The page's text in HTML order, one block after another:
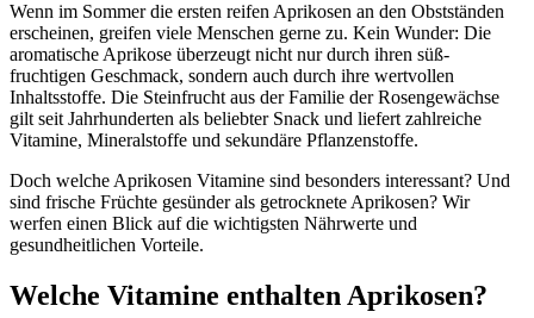
Wenn im Sommer die ersten reifen Aprikosen an den Obstständen
erscheinen, greifen viele Menschen gerne zu. Kein Wunder: Die
aromatische Aprikose überzeugt nicht nur durch ihren süß-
fruchtigen Geschmack, sondern auch durch ihre wertvollen
Inhaltsstoffe. Die Steinfrucht aus der Familie der Rosengewächse
gilt seit Jahrhunderten als beliebter Snack und liefert zahlreiche
Vitamine, Mineralstoffe und sekundäre Pflanzenstoffe.
Doch welche Aprikosen Vitamine sind besonders interessant? Und
sind frische Früchte gesünder als getrocknete Aprikosen? Wir
werfen einen Blick auf die wichtigsten Nährwerte und
gesundheitlichen Vorteile.
Welche Vitamine enthalten Aprikosen?